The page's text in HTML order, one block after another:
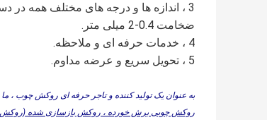
3 ، اندازه ها و درجه های مختلف همه در
ضخامت 0.4-2 میلی متر.
4 ، خدمات حرفه ای و ملاحظه.
5 ، تحویل سریع و عرضه مداوم.
به عنوان یک تولید کننده و تاجر حرفه ای روکش چوب ،
روکش چوبی برش خورده ، روکش بازسازی شده (روکش